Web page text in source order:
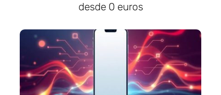
desde 0 euros